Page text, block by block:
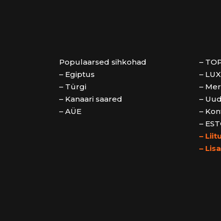
Populaarsed sihkohad
– Egiptus
– Türgi
– Kanaari saared
– AÜE
–
–
–
–
–
–
–
–